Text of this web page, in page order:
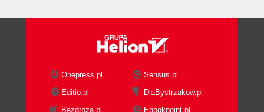
Onepress.pl
Sensus.pl
Editio.pl
DlaBystrzakow.pl
Bezdroza.pl
Ebookpoint.pl